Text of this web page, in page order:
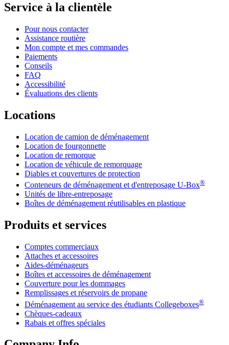
Service à la clientèle
Pour nous contacter
Assistance routière
Mon compte et mes commandes
Paiements
Conseils
FAQ
Accessibilité
Évaluations des clients
Locations
Location de camion de déménagement
Location de fourgonnette
Location de remorque
Location de véhicule de remorquage
Diables et couvertures de protection
Conteneurs de déménagement et d'entreposage U-Box®
Unités de libre-entreposage
Boîtes de déménagement réutilisables en plastique
Produits et services
Comptes commerciaux
Attaches et accessoires
Aides-déménageurs
Boîtes et accessoires de déménagement
Couverture pour les dommages
Remplissages et réservoirs de propane
Déménagement au service des étudiants Collegeboxes®
Chèques-cadeaux
Rabais et offres spéciales